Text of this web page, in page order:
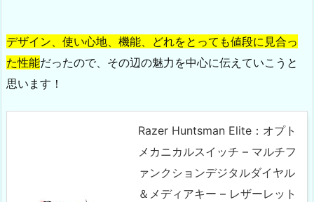
デザイン、使い心地、機能、どれをとっても値段に見合っ
た性能だったので、その辺の魅力を中心に伝えていこうと
思います！
Razer Huntsman Elite：オプト
メカニカルスイッチ – マルチフ
ァンクションデジタルダイヤル
＆メディアキー – レザーレット